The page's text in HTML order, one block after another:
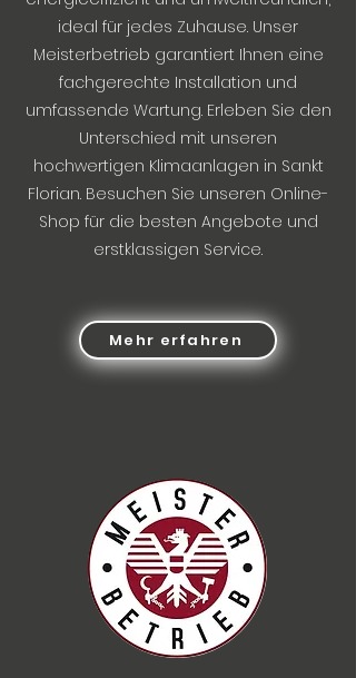
ideal für jedes Zuhause. Unser
Meisterbetrieb garantiert Ihnen eine
fachgerechte Installation und
umfassende Wartung. Erleben Sie den
Unterschied mit unseren
hochwertigen Klimaanlagen in Sankt
Florian. Besuchen Sie unseren Online-
Shop für die besten Angebote und
erstklassigen Service.
Mehr erfahren